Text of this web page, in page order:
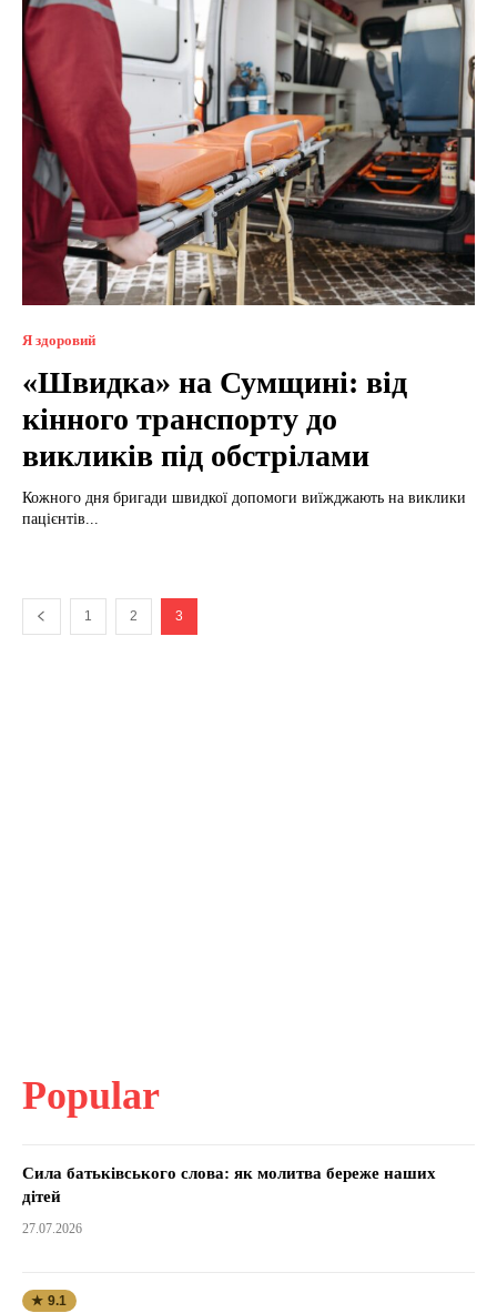
Я здоровий
«Швидка» на Сумщині: від
кінного транспорту до
викликів під обстрілами
Кожного дня бригади швидкої допомоги виїжджають на виклики
пацієнтів...
1 2 3
Popular
Сила батьківського слова: як молитва береже наших
дітей
27.07.2026
★ 9.1